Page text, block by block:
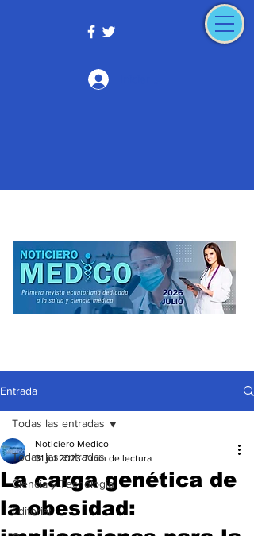
Entrada
Todas las entradas
Ciencia y Tecnología
Editorial
Todas las entradas
La carga genética de
la obesidad:
Noticiero Medico
31 jul 2023 7 min de lectura